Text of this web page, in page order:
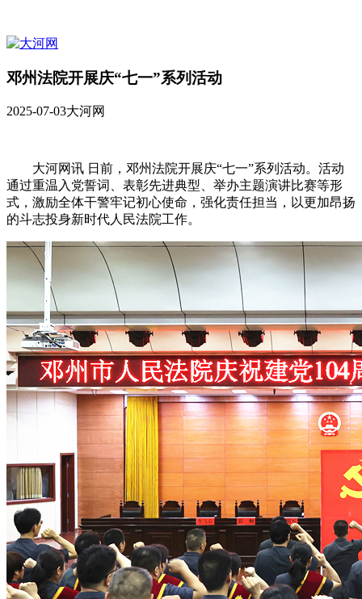
邓州法院开展庆“七一”系列活动
2025-07-03大河网
大河网讯 日前，邓州法院开展庆“七一”系列活动。活动
通过重温入党誓词、表彰先进典型、举办主题演讲比赛等形
式，激励全体干警牢记初心使命，强化责任担当，以更加昂扬
的斗志投身新时代人民法院工作。